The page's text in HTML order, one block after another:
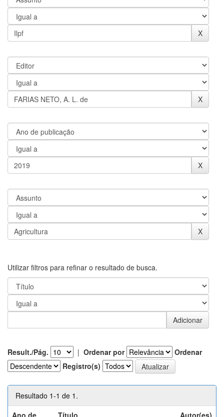
Utilizar filtros para refinar o resultado de busca.
Result./Pág. | Ordenar por
Ordenar
Registro(s)
Resultado 1-1 de 1.
Ano de
Título Autor(es)